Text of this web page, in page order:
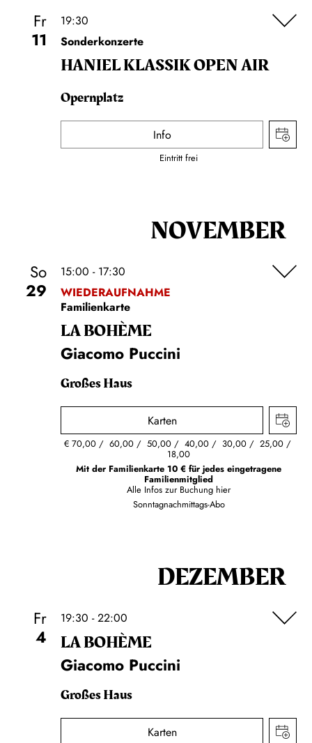
Fr
11
19:30
Sonderkonzerte
HANIEL KLASSIK OPEN AIR
Opernplatz
Info
Eintritt frei
NOVEMBER
So
29
15:00 - 17:30
WIEDERAUFNAHME
Familienkarte
LA BOHÈME
Giacomo Puccini
Großes Haus
Karten
€ 70,00 60,00 50,00 40,00 30,00 25,00
18,00
Mit der Familienkarte 10 € für jedes eingetragene
Familienmitglied
Alle Infos zur Buchung hier
Sonntagnachmittags-Abo
DEZEMBER
Fr
4
19:30 - 22:00
LA BOHÈME
Giacomo Puccini
Großes Haus
Karten